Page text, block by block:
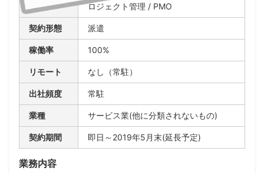
ロジェクト管理 / PMO
契約形態 派遣
稼働率 100%
リモート なし（常駐）
出社頻度 常駐
業種 サービス業(他に分類されないもの)
契約期間 即日～2019年5月末(延長予定)
業務内容